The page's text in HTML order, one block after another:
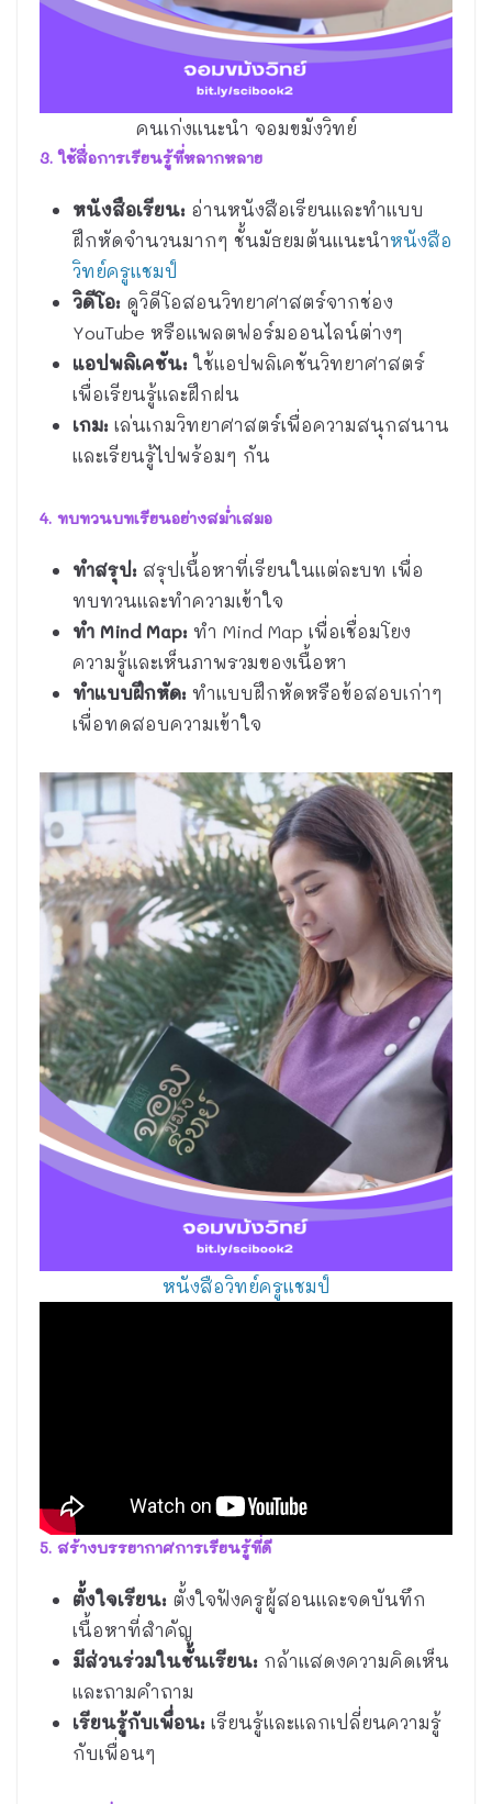
คนเก่งแนะนำ จอมขมังวิทย์
3. ใช้สื่อการเรียนรู้ที่หลากหลาย
หนังสือเรียน: อ่านหนังสือเรียนและทำแบบ
ฝึกหัดจำนวนมากๆ ชั้นมัธยมต้นแนะนำหนังสือ
วิทย์ครูแชมป์
วิดีโอ: ดูวิดีโอสอนวิทยาศาสตร์จากช่อง
YouTube หรือแพลตฟอร์มออนไลน์ต่างๆ
แอปพลิเคชัน: ใช้แอปพลิเคชันวิทยาศาสตร์
เพื่อเรียนรู้และฝึกฝน
เกม: เล่นเกมวิทยาศาสตร์เพื่อความสนุกสนาน
และเรียนรู้ไปพร้อมๆ กัน
4. ทบทวนบทเรียนอย่างสม่ำเสมอ
ทำสรุป: สรุปเนื้อหาที่เรียนในแต่ละบท เพื่อ
ทบทวนและทำความเข้าใจ
ทำ Mind Map: ทำ Mind Map เพื่อเชื่อมโยง
ความรู้และเห็นภาพรวมของเนื้อหา
ทำแบบฝึกหัด: ทำแบบฝึกหัดหรือข้อสอบเก่าๆ
เพื่อทดสอบความเข้าใจ
หนังสือวิทย์ครูแชมป์
5. สร้างบรรยากาศการเรียนรู้ที่ดี
ตั้งใจเรียน: ตั้งใจฟังครูผู้สอนและจดบันทึก
เนื้อหาที่สำคัญ
มีส่วนร่วมในชั้นเรียน: กล้าแสดงความคิดเห็น
และถามคำถาม
เรียนรู้กับเพื่อน: เรียนรู้และแลกเปลี่ยนความรู้
กับเพื่อนๆ